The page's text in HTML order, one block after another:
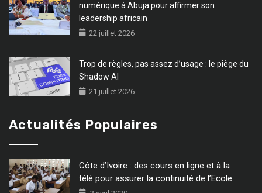
numérique à Abuja pour affirmer son
leadership africain
22 juillet 2026
Trop de règles, pas assez d’usage : le piège du
Shadow AI
21 juillet 2026
Actualités Populaires
Côte d’Ivoire : des cours en ligne et à la
télé pour assurer la continuité de l’Ecole